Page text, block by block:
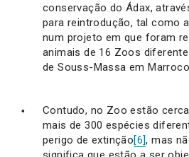
conservação do Ádax,
para reintrodução, tal como
num projeto em que foram
animais de 16 Zoos
de Souss-Massa em
Contudo, no Zoo estão
mais de 300 espécies
perigo de extinção[6], mas